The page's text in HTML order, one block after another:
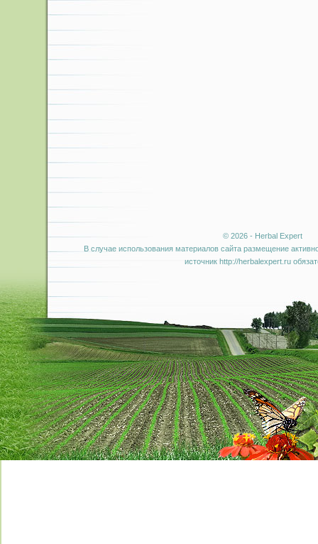
© 2026 - Herbal Expert
В случае использования материалов сайта размещение
источник http://herbalexpert.ru